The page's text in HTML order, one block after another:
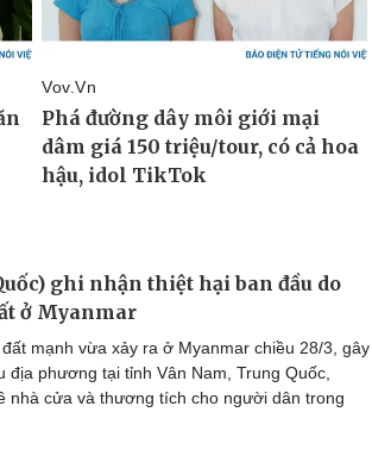
ghi nhận thiệt hại ban đầu do
ở Myanmar
mạnh vừa xảy ra ở Myanmar chiều 28/3, gây
địa phương tại tỉnh Vân Nam, Trung Quốc,
nhà cửa và thương tích cho người dân trong